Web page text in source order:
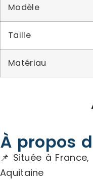
Modèle
Taille
Matériau
À propos
📌 Située à France,
Aquitaine